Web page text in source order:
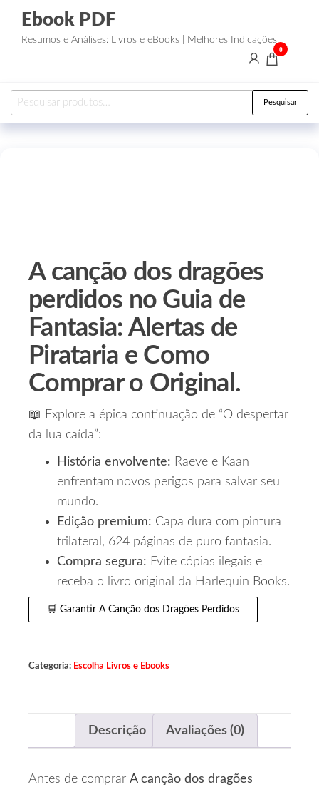
Ebook PDF
Resumos e Análises: Livros e eBooks | Melhores Indicações
0
Pesquisar
A canção dos dragões
perdidos no Guia de
Fantasia: Alertas de
Pirataria e Como
Comprar o Original.
📖 Explore a épica continuação de “O despertar
da lua caída”:
História envolvente: Raeve e Kaan
enfrentam novos perigos para salvar seu
mundo.
Edição premium: Capa dura com pintura
trilateral, 624 páginas de puro fantasia.
Compra segura: Evite cópias ilegais e
receba o livro original da Harlequin Books.
🛒 Garantir A Canção dos Dragões Perdidos
Categoria: Escolha Livros e Ebooks
Descrição Avaliações (0)
Antes de comprar A canção dos dragões